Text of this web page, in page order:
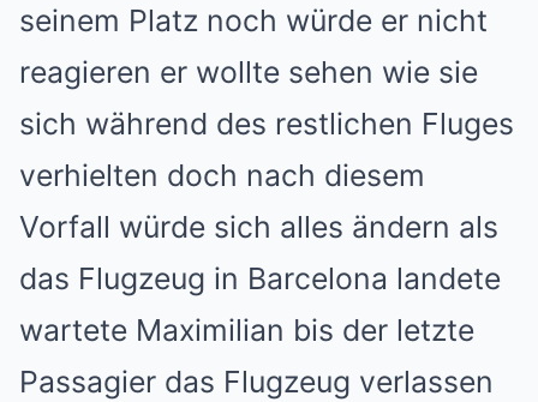
seinem Platz noch würde er nicht
reagieren er wollte sehen wie sie
sich während des restlichen Fluges
verhielten doch nach diesem
Vorfall würde sich alles ändern als
das Flugzeug in Barcelona landete
wartete Maximilian bis der letzte
Passagier das Flugzeug verlassen